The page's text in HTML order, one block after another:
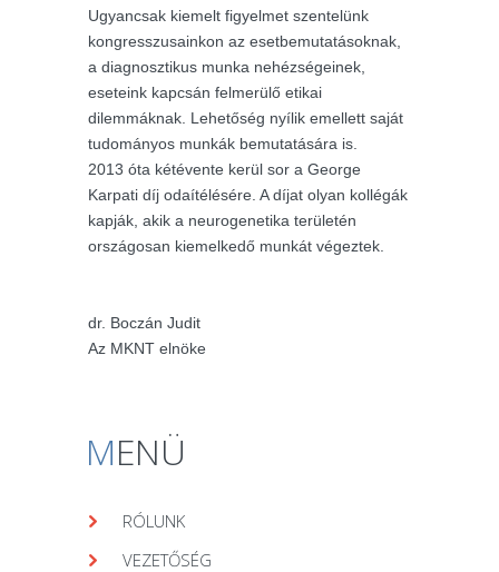
Ugyancsak kiemelt figyelmet szentelünk
kongresszusainkon az esetbemutatásoknak,
a diagnosztikus munka nehézségeinek,
eseteink kapcsán felmerülő etikai
dilemmáknak. Lehetőség nyílik emellett saját
tudományos munkák bemutatására is.
2013 óta kétévente kerül sor a George
Karpati díj odaítélésére. A díjat olyan kollégák
kapják, akik a neurogenetika területén
országosan kiemelkedő munkát végeztek.
dr. Boczán Judit
Az MKNT elnöke
MENÜ
RÓLUNK
VEZETŐSÉG